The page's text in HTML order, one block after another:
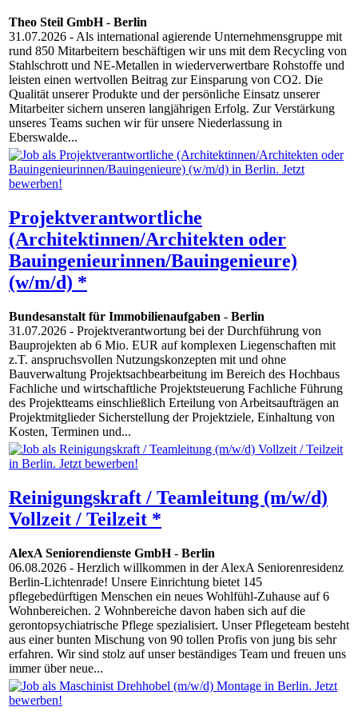
Theo Steil GmbH- Berlin
31.07.2026 - Als international agierende Unternehmensgruppe mit
rund 850 Mitarbeitern beschäftigen wir uns mit dem Recycling von
Stahlschrott und NE-Metallen in wiederverwertbare Rohstoffe und
leisten einen wertvollen Beitrag zur Einsparung von CO2. Die
Qualität unserer Produkte und der persönliche Einsatz unserer
Mitarbeiter sichern unseren langjährigen Erfolg. Zur Verstärkung
unseres Teams suchen wir für unsere Niederlassung in
Eberswalde...
Projektverantwortliche
(Architektinnen/Architekten oder
Bauingenieurinnen/Bauingenieure)
(w/m/d) *
Bundesanstalt für Immobilienaufgaben - Berlin
31.07.2026 - Projektverantwortung bei der Durchführung von
Bauprojekten ab 6 Mio. EUR auf komplexen Liegenschaften mit
z.T. anspruchsvollen Nutzungskonzepten mit und ohne
Bauverwaltung Projektsachbearbeitung im Bereich des Hochbaus
Fachliche und wirtschaftliche Projektsteuerung Fachliche Führung
des Projektteams einschließlich Erteilung von Arbeitsaufträgen an
Projektmitglieder Sicherstellung der Projektziele, Einhaltung von
Kosten, Terminen und...
Reinigungskraft / Teamleitung (m/w/d)
Vollzeit / Teilzeit *
AlexA Seniorendienste GmbH- Berlin
06.08.2026 - Herzlich willkommen in der AlexA Seniorenresidenz
Berlin-Lichtenrade! Unsere Einrichtung bietet 145
pflegebedürftigen Menschen ein neues Wohlfühl-Zuhause auf 6
Wohnbereichen. 2 Wohnbereiche davon haben sich auf die
gerontopsychiatrische Pflege spezialisiert. Unser Pflegeteam besteht
aus einer bunten Mischung von 90 tollen Profis von jung bis sehr
erfahren. Wir sind stolz auf unser beständiges Team und freuen uns
immer über neue...